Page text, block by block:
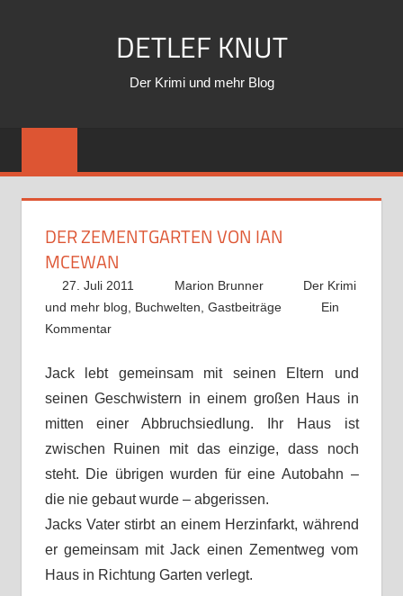
DETLEF KNUT
Der Krimi und mehr Blog
DER ZEMENTGARTEN VON IAN
MCEWAN
27. Juli 2011 Marion Brunner
Der Krimi
und mehr blog
Buchwelten Gastbeiträge
Ein
Kommentar
Jack lebt gemeinsam mit seinen Eltern und
seinen Geschwistern in einem großen Haus in
mitten einer Abbruchsiedlung. Ihr Haus ist
zwischen Ruinen mit das einzige, dass noch
steht. Die übrigen wurden für eine Autobahn –
die nie gebaut wurde – abgerissen.
Jacks Vater stirbt an einem Herzinfarkt, während
er gemeinsam mit Jack einen Zementweg vom
Haus in Richtung Garten verlegt.